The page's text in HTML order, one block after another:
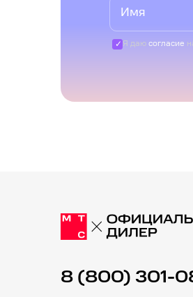
Я даю согласие
8 (800) 301-